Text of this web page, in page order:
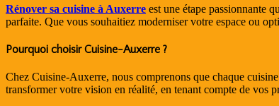
Rénover sa cuisine à Auxerre est une étape passionnante
parfaite. Que vous souhaitiez moderniser votre espace ou
Pourquoi choisir Cuisine-Auxerre ?
Chez Cuisine-Auxerre, nous comprenons que chaque
transformer votre vision en réalité, en tenant compte de vos